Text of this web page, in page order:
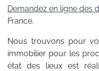
Demandez en ligne des
France.
Nous trouvons pour
immobilier pour les
état des lieux est